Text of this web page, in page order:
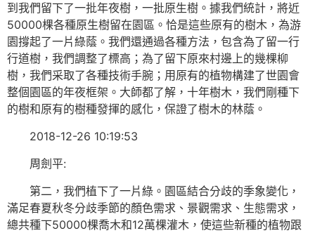
到我們留下了一批年夜樹，一批原生樹。據我們統計，將近
50000棵各種原生樹留在園區。恰是這些原有的樹木，為游
園撐起了一片綠蔭。我們還通過各種方法，包含為了留一行
行道樹，我們調整了標高；為了留下原來村邊上的幾棵柳
樹，我們采取了各種技術手腕；用原有的植物構建了世園會
整個園區的年夜框架。大師都了解，十年樹木，我們剛種下
的樹和原有的樹種發揮的感化，保證了樹木的林蔭。
2018-12-26 10:19:53
周劍平:
第二，我們植下了一片綠。園區結合分歧的季象變化，
滿足春夏秋冬分歧季節的顏色需求、景觀需求、生態需求，
總共種下50000棵喬木和12萬棵灌木，使這些新種的植物跟